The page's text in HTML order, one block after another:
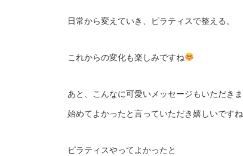
日常から変えていき、ピラティスで整える。
これからの変化も楽しみですね
あと、こんなに可愛いメッセージもいただき
始めてよかったと言っていただき嬉しいですね
ピラティスやってよかったと